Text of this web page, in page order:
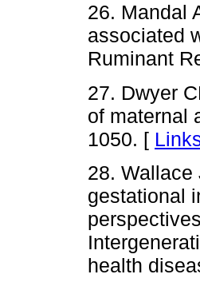
26. Mandal
associated
Ruminant
27. Dwyer
of maternal
1050. [
28. Wallace
gestational
health